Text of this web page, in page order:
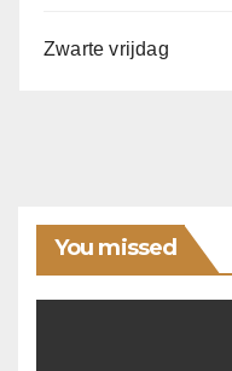
Zwarte vrijdag
You missed